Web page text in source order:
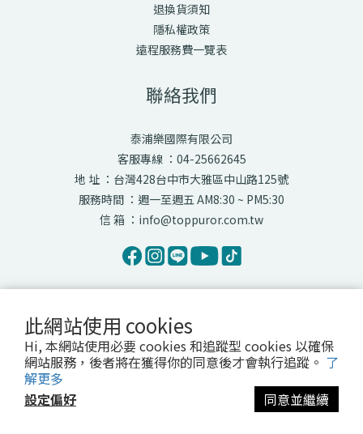
此網站使用 cookies
Hi, 本網站使用必要 cookies 和追蹤型 cookies 以確保
網站服務，後者將在獲得你的同意後才會執行追蹤。 了
解更多
設定偏好
同意並繼續
退換貨須知
隱私權政策
遠程服務費一覽表
聯絡我們
泰浦樂國際有限公司
客服專線 ：04-25662645
地 址 ：台灣428台中市大雅區中山路125號
服務時間 ：週一至週五 AM8:30 ~ PM5:30
信 箱 ：info@toppuror.com.tw
$TWD 繁體中文